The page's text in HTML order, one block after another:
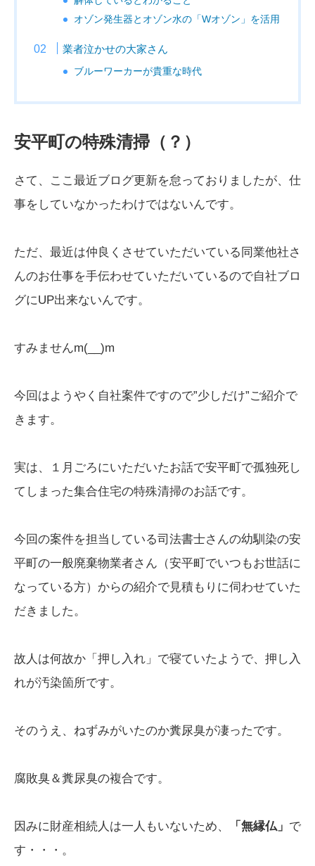
オゾン発生器とオゾン水の「Wオゾン」を活用
業者泣かせの大家さん
ブルーワーカーが貴重な時代
安平町の特殊清掃（？）
さて、ここ最近ブログ更新を怠っておりましたが、仕
事をしていなかったわけではないんです。
ただ、最近は仲良くさせていただいている同業他社さ
んのお仕事を手伝わせていただいているので自社ブロ
グにUP出来ないんです。
すみませんm(__)m
今回はようやく自社案件ですので”少しだけ”ご紹介で
きます。
実は、１月ごろにいただいたお話で安平町で孤独死し
てしまった集合住宅の特殊清掃のお話です。
今回の案件を担当している司法書士さんの幼馴染の安
平町の一般廃棄物業者さん（安平町でいつもお世話に
なっている方）からの紹介で見積もりに伺わせていた
だきました。
故人は何故か「押し入れ」で寝ていたようで、押し入
れが汚染箇所です。
そのうえ、ねずみがいたのか糞尿臭が凄ったです。
腐敗臭＆糞尿臭の複合です。
因みに財産相続人は一人もいないため、 「無縁仏」 で
す・・・。